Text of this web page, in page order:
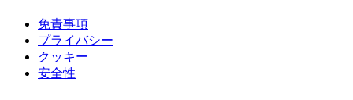
免責事項
プライバシー
クッキー
安全性